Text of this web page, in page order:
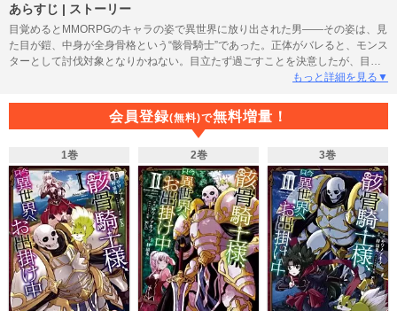
あらすじ | ストーリー
目覚めるとMMORPGのキャラの姿で異世界に放り出された男――その姿は、見
た目が鎧、中身が全身骨格という“骸骨騎士”であった。正体がバレると、モンス
ターとして討伐対象となりかねない。目立たず過ごすことを決意したが、目の
前の悪事は捨て置けず、ゲームで鍛えたスキルと能力で快刀乱麻の大活躍をし
自覚“世直し”異世界ファンタジー開幕!!巻末に原作者書き下ろし小説収録。
もっと詳細を見る▼
会員登録(無料)で無料増量！
1巻 2巻 3巻